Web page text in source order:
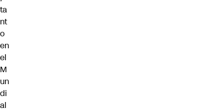
ta
nt
o
en
el
M
un
di
al